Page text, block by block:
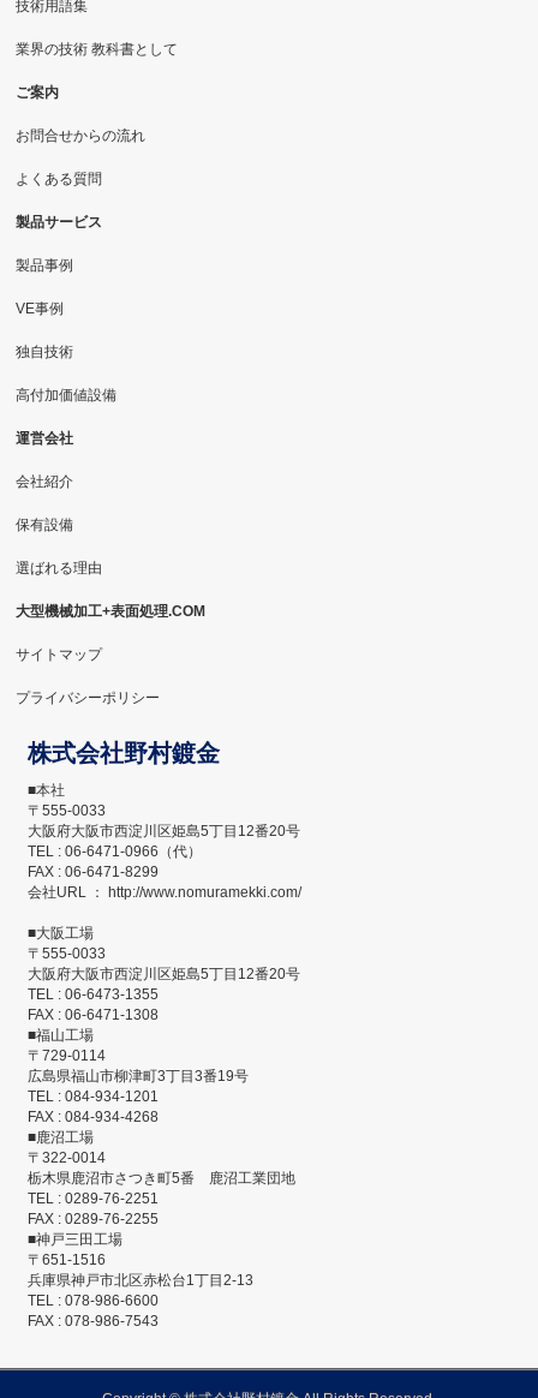
技術用語集
業界の技術 教科書として
ご案内
お問合せからの流れ
よくある質問
製品サービス
製品事例
VE事例
独自技術
高付加価値設備
運営会社
会社紹介
保有設備
選ばれる理由
大型機械加工+表面処理.COM
サイトマップ
プライバシーポリシー
株式会社野村鍍金
■本社
〒555-0033
大阪府大阪市西淀川区姫島5丁目12番20号
TEL : 06-6471-0966（代）
FAX : 06-6471-8299
会社URL ： http://www.nomuramekki.com/
■大阪工場
〒555-0033
大阪府大阪市西淀川区姫島5丁目12番20号
TEL : 06-6473-1355
FAX : 06-6471-1308
■福山工場
〒729-0114
広島県福山市柳津町3丁目3番19号
TEL : 084-934-1201
FAX : 084-934-4268
■鹿沼工場
〒322-0014
栃木県鹿沼市さつき町5番 鹿沼工業団地
TEL : 0289-76-2251
FAX : 0289-76-2255
■神戸三田工場
〒651-1516
兵庫県神戸市北区赤松台1丁目2-13
TEL : 078-986-6600
FAX : 078-986-7543